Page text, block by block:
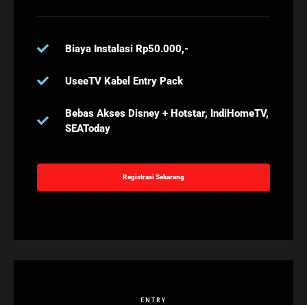
Biaya Instalasi Rp50.000,-
UseeTV Kabel Entry Pack
Bebas Akses Disney + Hotstar, IndiHomeTV,
SEAToday
Registrasi Sekarang
ENTRY